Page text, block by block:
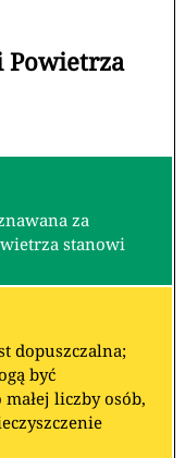
Powietrza
za
stanowi
dopuszczalna;
być
liczby osób,